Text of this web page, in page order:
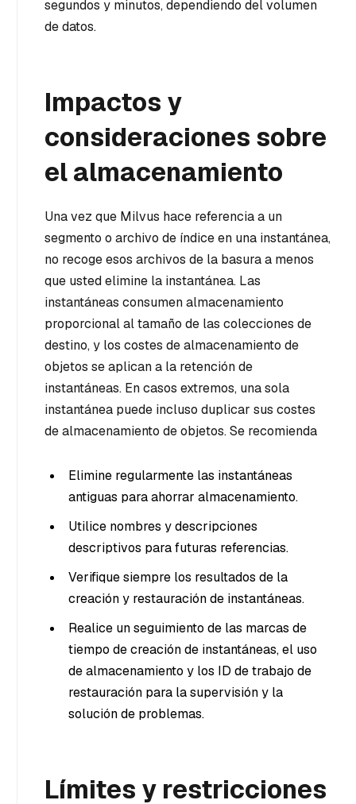
segundos y minutos, dependiendo del volumen
de datos.
Impactos y
consideraciones sobre
el almacenamiento
Una vez que Milvus hace referencia a un
segmento o archivo de índice en una instantánea,
no recoge esos archivos de la basura a menos
que usted elimine la instantánea. Las
instantáneas consumen almacenamiento
proporcional al tamaño de las colecciones de
destino, y los costes de almacenamiento de
objetos se aplican a la retención de
instantáneas. En casos extremos, una sola
instantánea puede incluso duplicar sus costes
de almacenamiento de objetos. Se recomienda
Elimine regularmente las instantáneas
antiguas para ahorrar almacenamiento.
Utilice nombres y descripciones
descriptivos para futuras referencias.
Verifique siempre los resultados de la
creación y restauración de instantáneas.
Realice un seguimiento de las marcas de
tiempo de creación de instantáneas, el uso
de almacenamiento y los ID de trabajo de
restauración para la supervisión y la
solución de problemas.
Límites y restricciones